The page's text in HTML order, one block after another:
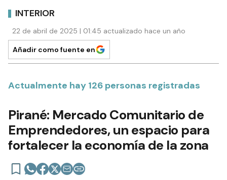
INTERIOR
22 de abril de 2025 | 01:45 actualizado hace un año
Añadir como fuente en
Actualmente hay 126 personas registradas
Pirané: Mercado Comunitario de
Emprendedores, un espacio para
fortalecer la economía de la zona